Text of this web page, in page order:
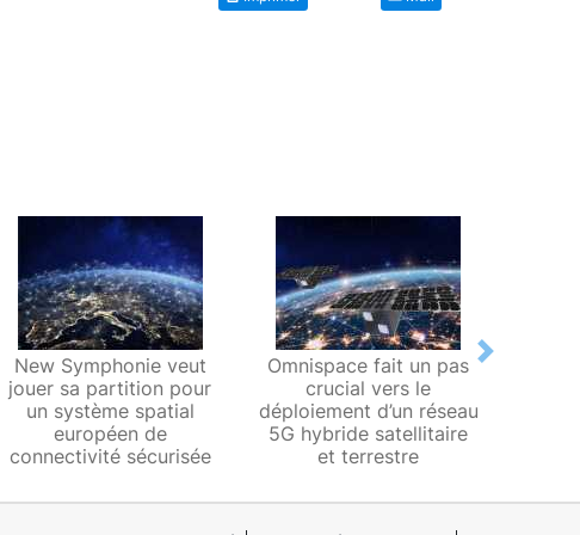
New Symphonie veut
jouer sa partition pour
un système spatial
européen de
connectivité sécurisée
Omnispace fait un pas
crucial vers le
déploiement d’un réseau
5G hybride satellitaire
et terrestre
Next